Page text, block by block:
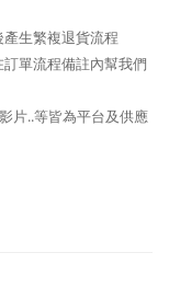
生繁複退貨流程
單流程備註內幫我們
片..等皆為平台及供應